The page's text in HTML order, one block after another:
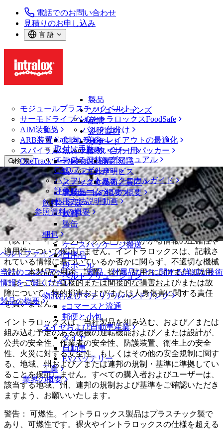
電話でのお問い合わせ
見積りのお申し込み
言 語
製品
モジュールプラスチックベルト
サーモドライブベルト
AIM装置
ARB装置
スパイラル
OneTrackツールおよび部品
ベルトファインダー
当社のコンベアベルト、部品、付属品などに関する詳細な技術
情報をご覧ください
製品の概要
ソリューションズ
イントラロックスFoodSafe
バルク仕分け
ラインレイアウトの最適化
パレタイザー用パッカー
専門知識
サービス
技術
ソリューションの概要
産業
食品
食肉、鶏肉
魚と水産物
青果物
製パン
スナック食品
乳製品
飲料と容器
飲料
製缶
梱包
ケースパッケージ搬送
日用品
段ボール
ベルトソリューション
物流およびマテリアルハンドリング
eコマースと流通
郵便と小包
タイヤおよび自動車産業
タイヤ
自動車
EVバッテリー
工業
業界の概要
参照資料
CalcLab
取付け手順
エンジニアリングマニュアル
CADファイル
パンフレット・テクニカルガイド
評価フォーム
使用方法説明動画
参照資料の概要
サポート
お問い合わせ
保証
方針声明
よくあるご質問
サポートの概要
検 索
メニューを開く
免責事項
本ウェブサイトに記載されている情報は、お客様に対する支
援と便宜のためにのみ提供されています。Intralox, L.L.C.
（以下、「イントラロックス」）は、かかる情報の正確性や
適用性について保証しません。イントラロックスは、記載さ
れている情報に基づいているか否かに関らず、不適切な機械
設計、本製品の用途、設置、操作、乱用および/または誤用
によって生じた直接的または間接的な損害および/または故
障について、物的損害および/または人身傷害に関する責任
を負いません。
イントラロックスは、当社製品を組み込む、および／または
組み込む予定のある機械の運転機能および／または設計が、
公共の安全性、作業者の安全性、防護装置、衛生上の安全
性、火災に対する安全性、もしくはその他の安全規制に関す
る、地域、州および／または連邦の規制・基準に準拠してい
ることを保証しません。すべての購入者およびユーザーは、
該当する地域、州、連邦の規制および基準をご確認いただき
ますよう、お願いいたします。
警告： 可燃性。イントラロックス製品はプラスチック製で
あり、可燃性です。裸火やイントラロックスの仕様を超える